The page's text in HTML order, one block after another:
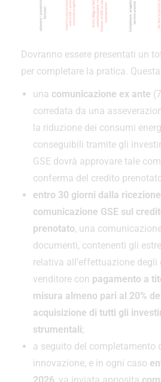
Dovranno essere presentati un
per completare la pratica.
una comunicazione ex ante
corredata da una
la riduzione dei consumi
conseguibili tramite gli
GSE dovrà approvare tale
conferma del credito
entro 30 giorni dalla
comunicazione GSE sul
prenotato, una
documenti, contenenti gli
relativa all’effettuazione
venditore con pagamento a
misura almeno pari al 20%
acquisizione di tutti gli
strumentali;
a seguito del completamento
innovazione, e in ogni caso